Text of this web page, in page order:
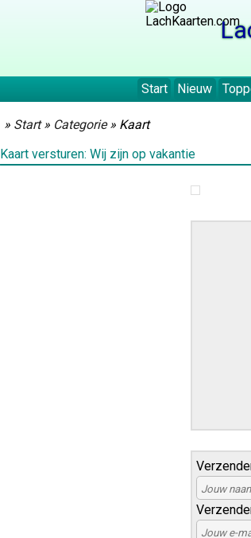
Start Nieuw
» Start» Categorie» Kaart
Kaart versturen: Wij zijn op vakantie